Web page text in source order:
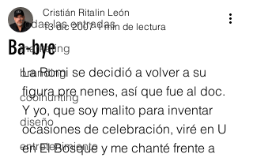
Todas las entradas
marketing
branding
coolhunting
diseño
entretenimiento
Ba-bye
Cristián Ritalin León
13 dic 2007 1 min de lectura
La Romi se decidió a volver a su
figura pre nenes, así que fue al doc.
Y yo, que soy malito para inventar
ocasiones de celebración, viré en U
en El Bosque y me chanté frente a